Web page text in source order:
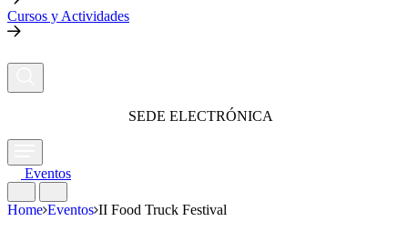
Cursos y Actividades
SEDE ELECTRÓNICA
Eventos
Home Eventos II Food Truck Festival